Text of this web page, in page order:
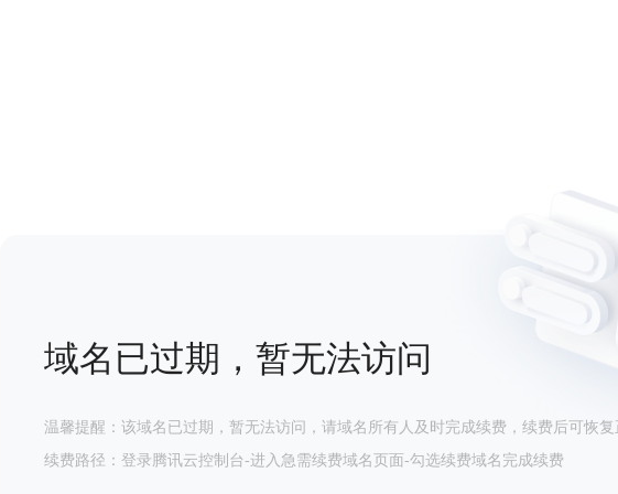
域名已过期，暂无法访问
温馨提醒：该域名已过期，暂无法访问，请域名所有人及时完成续费，续费后可恢复
续费路径：登录腾讯云控制台-进入急需续费域名页面-勾选续费域名完成续费